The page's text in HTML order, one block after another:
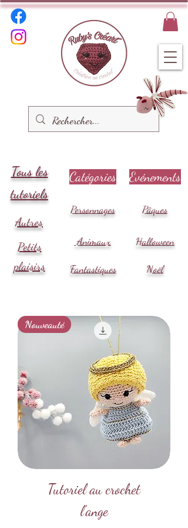
Tous les
tutoriels
Autres
Catégories Evénements
Personnages Pâques
Petits
plaisirs
Animaux Halloween
Fantastiques Noël
Nouveauté
Tutoriel au crochet
l'ange